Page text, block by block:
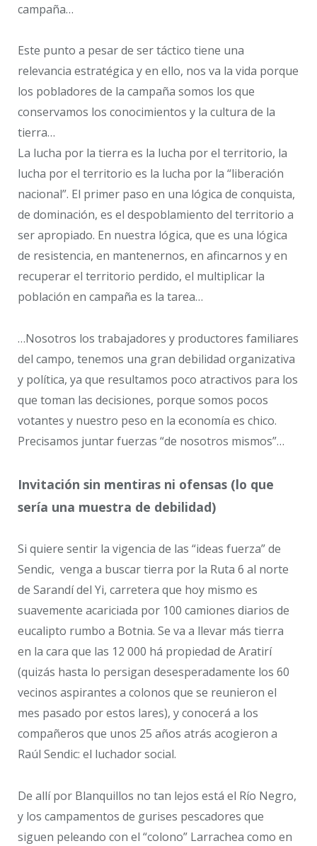
campaña…
Este punto a pesar de ser táctico tiene una
relevancia estratégica y en ello, nos va la vida porque
los pobladores de la campaña somos los que
conservamos los conocimientos y la cultura de la
tierra…
La lucha por la tierra es la lucha por el territorio, la
lucha por el territorio es la lucha por la “liberación
nacional”. El primer paso en una lógica de conquista,
de dominación, es el despoblamiento del territorio a
ser apropiado. En nuestra lógica, que es una lógica
de resistencia, en mantenernos, en afincarnos y en
recuperar el territorio perdido, el multiplicar la
población en campaña es la tarea…
…Nosotros los trabajadores y productores familiares
del campo, tenemos una gran debilidad organizativa
y política, ya que resultamos poco atractivos para los
que toman las decisiones, porque somos pocos
votantes y nuestro peso en la economía es chico.
Precisamos juntar fuerzas “de nosotros mismos”…
Invitación sin mentiras ni ofensas (lo que
sería una muestra de debilidad)
Si quiere sentir la vigencia de las “ideas fuerza” de
Sendic, venga a buscar tierra por la Ruta 6 al norte
de Sarandí del Yi, carretera que hoy mismo es
suavemente acariciada por 100 camiones diarios de
eucalipto rumbo a Botnia. Se va a llevar más tierra
en la cara que las 12 000 há propiedad de Aratirí
(quizás hasta lo persigan desesperadamente los 60
vecinos aspirantes a colonos que se reunieron el
mes pasado por estos lares), y conocerá a los
compañeros que unos 25 años atrás acogieron a
Raúl Sendic: el luchador social.
De allí por Blanquillos no tan lejos está el Río Negro,
y los campamentos de gurises pescadores que
siguen peleando con el “colono” Larrachea como en